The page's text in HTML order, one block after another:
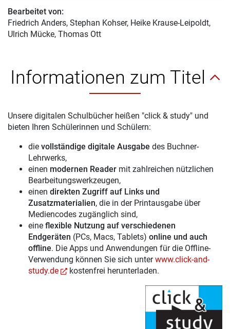
Bearbeitet von:
Friedrich Anders, Stephan Kohser, Heike Krause-Leipoldt,
Ulrich Mücke, Thomas Ott
Informationen zum Titel
Unsere digitalen Schulbücher heißen "click & study" und
bieten Ihren Schülerinnen und Schülern:
die vollständige digitale Ausgabe des Buchner-
Lehrwerks,
einen modernen Reader mit zahlreichen nützlichen
Bearbeitungswerkzeugen,
einen direkten Zugriff auf Links und
Zusatzmaterialien, die in der Printausgabe über
Mediencodes zugänglich sind,
eine flexible Nutzung auf verschiedenen
Endgeräten (PCs, Macs, Tablets) online und auch
offline. Die Apps und Anwendungen für die Offline-
Verwendung können Sie sich unterwww.click-and-
study.de
kostenfrei herunterladen.